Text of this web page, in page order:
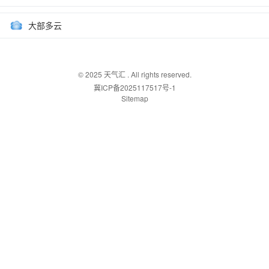
大部多云
© 2025 天气汇. All rights reserved.
冀ICP备2025117517号-1
Sitemap